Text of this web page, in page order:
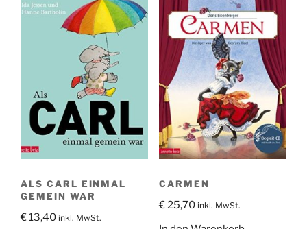
ALS CARL EINMAL
GEMEIN WAR
€13,40 inkl. MwSt.
CARMEN
€25,70 inkl. MwSt.